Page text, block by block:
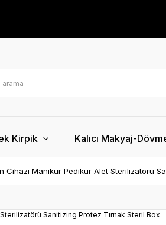
Kirpik Kalıcı Makyaj-
Cihazı Manikür Pedikür Alet Sterilizatörü